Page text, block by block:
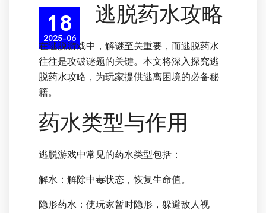
18
2025-06
逃脱药水攻略
在逃脱游戏中，解谜至关重要，而逃脱药水
往往是攻破谜题的关键。本文将深入探究逃
脱药水攻略，为玩家提供逃离困境的必备秘
籍。
药水类型与作用
逃脱游戏中常见的药水类型包括：
解水：解除中毒状态，恢复生命值。
隐形药水：使玩家暂时隐形，躲避敌人视